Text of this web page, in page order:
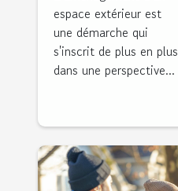
critères et
options pour
un
aménagement
responsable
espace extérieur est
une démarche qui
s'inscrit de plus en plus
dans une perspective...